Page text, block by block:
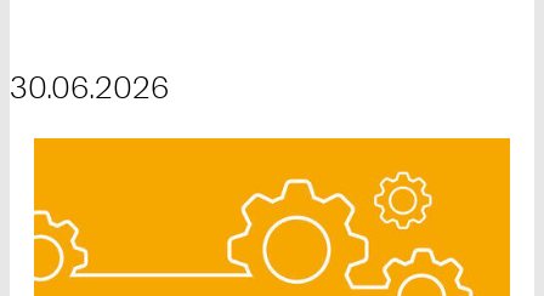
30.06.2026